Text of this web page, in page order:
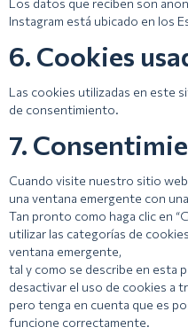
Instagram está ubicado en los
6. Cookies
Las cookies utilizadas en este
de consentimiento.
7.
Cuando visite nuestro sitio
una ventana emergente con
Tan pronto como haga clic en
utilizar las categorías de
ventana emergente,
tal y como se describe en esta
desactivar el uso de cookies a
pero tenga en cuenta que es
funcione correctamente.